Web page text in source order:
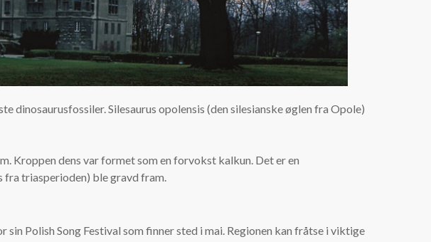
dinosaurusfossiler. Silesaurus opolensis (den silesianske øglen fra Opole)
Kroppen dens var formet som en forvokst kalkun. Det er en
triasperioden) ble gravd fram.
Polish Song Festival som finner sted i mai. Regionen kan fråtse i viktige